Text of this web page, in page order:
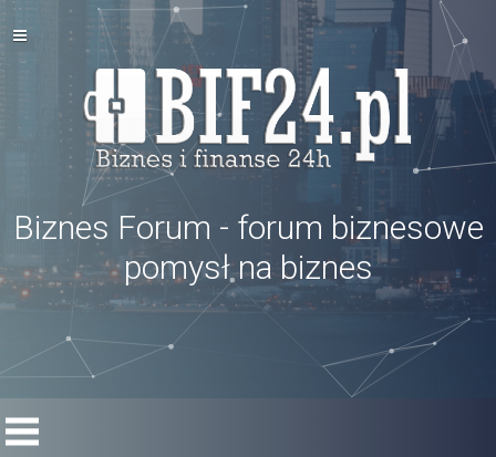
Biznes Forum - forum biznesowe
pomysł na biznes